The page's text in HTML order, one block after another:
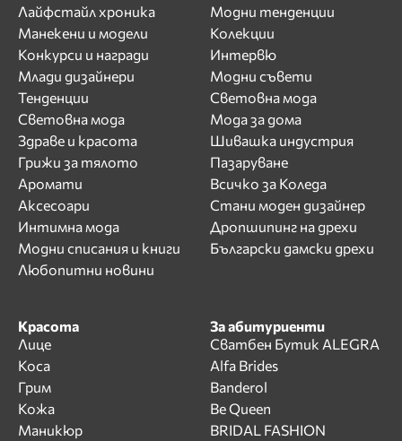
Лайфстайл хроника
Манекени и модели
Конкурси и награди
Млади дизайнери
Тенденции
Световна мода
Здраве и красота
Грижи за тялото
Аромати
Аксесоари
Интимна мода
Модни списания и книги
Любопитни новини
Модни тенденции
Колекции
Интервю
Модни съвети
Световна мода
Мода за дома
Шивашка индустрия
Пазаруване
Всичко за Коледа
Стани моден дизайнер
Дропшипинг на дрехи
Български дамски дрехи
Красота
Лице
Коса
Грим
Кожа
Маникюр
За абитуриенти
Сватбен Бутик ALEGRA
Alfa Brides
Banderol
Be Queen
BRIDAL FASHION